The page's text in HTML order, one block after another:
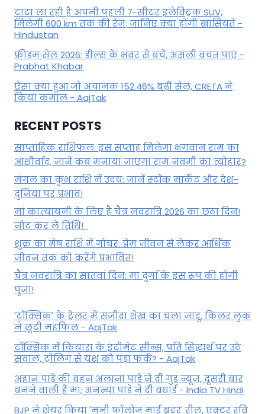
टाटा ला रही है अपनी पहली 7-सीटर इलेक्ट्रिक SUV,
मिलेगी 600 km तक की रेंज; जानिए क्या होंगी खासियतें -
Hindustan
फ्रीडम सेल 2026: डील्स के भंवर से बचें, असली बचत पाएं -
Prabhat Khabar
ऐसा क्या हुआ जो अचानक 152.46% बढ़ी सेल, CRETA ने
किया कमाल - AajTak
RECENT POSTS
साप्ताहिक राशिफल: इस सप्ताह मिलेगा भगवान राम का
आशीर्वाद, जानें कब मनाया जाएगा राम नवमी का त्योहार?
मंगल का कुंभ राशि में उदय: जानें स्‍टॉक मार्केट और देश-
दुनिया पर प्रभाव!
मां कात्‍यायनी के लिए है चैत्र नवरात्रि 2026 का छठा दिन!
नोट कर लें तिथि!
शुक्र का मेष राशि में गोचर: प्रेम जीवन से लेकर आर्थिक
जीवन तक को करेंगे प्रभावित!
चैत्र नवरात्रि का सातवां दिन: मां दुर्गा के इस रूप की होगी
पूजा!
'टॉक्सिक' के ट्रेलर में संजीदा शेख का चला जादू, किलर लुक
ने लूटी महफिल - AajTak
टॉक्सिक में कियारा के इंटीमेट सीन्स, पति सिद्धार्थ पर उठे
सवाल, ट्रोलिंग से यश को पड़ा फर्क? - AajTak
अहान पांडे की बहन अलाना पांडे ने दी गुड न्यूज, दूसरी बार
बनने वाली हैं मां; अनन्या पांडे ने दी बधाई - India TV Hindi
BJP ने शेयर किया 'मनी फॉलोज माई ब्रदर' रील, एक्टर रवि